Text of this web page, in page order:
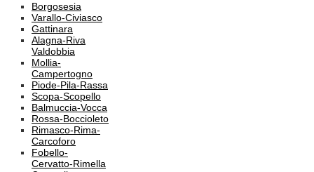
Borgosesia
Varallo-Civiasco
Gattinara
Alagna-Riva
Valdobbia
Mollia-
Campertogno
Piode-Pila-Rassa
Scopa-Scopello
Balmuccia-Vocca
Rossa-Boccioleto
Rimasco-Rima-
Carcoforo
Fobello-
Cervatto-Rimella